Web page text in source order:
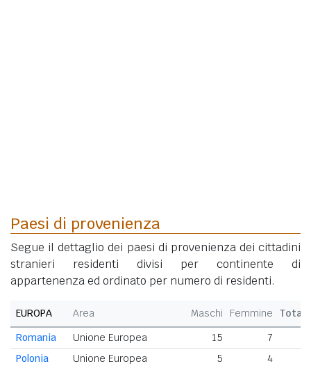
Paesi di provenienza
Segue il dettaglio dei paesi di provenienza dei cittadini
stranieri residenti divisi per continente di
appartenenza ed ordinato per numero di residenti.
EUROPA Area Maschi Femmine
Totale
Romania
Unione Europea 15 7
Polonia
Unione Europea 5 4